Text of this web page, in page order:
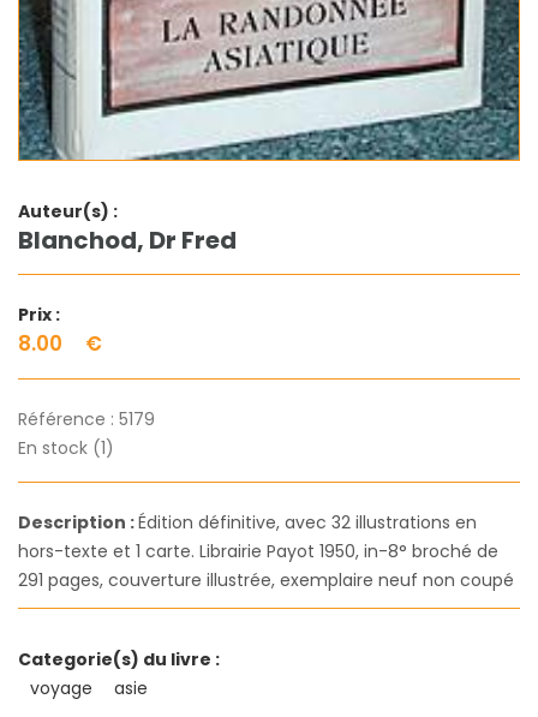
Auteur(s) :
Blanchod, Dr Fred
Prix :
8.00 €
Référence : 5179
En stock (1)
Description :Édition définitive, avec 32 illustrations en
hors-texte et 1 carte. Librairie Payot 1950, in-8° broché de
291 pages, couverture illustrée, exemplaire neuf non coupé
Categorie(s) du livre :
voyage
asie